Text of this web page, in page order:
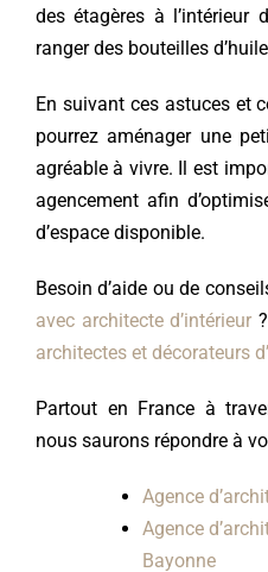
des étagères à l’intérieur
ranger des bouteilles
En suivant ces astuces et
pourrez aménager une
agréable à vivre. Il est
agencement afin
d’espace disponible.
Besoin d’aide ou de
avec architecte d’intérieur
architectes et décorateurs
Partout en France à
nous saurons répondre à
Agence
Agence
Bayonne